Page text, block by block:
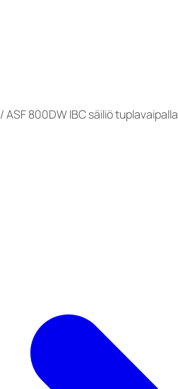
/ ASF 800DW IBC säiliö tuplavaipalla